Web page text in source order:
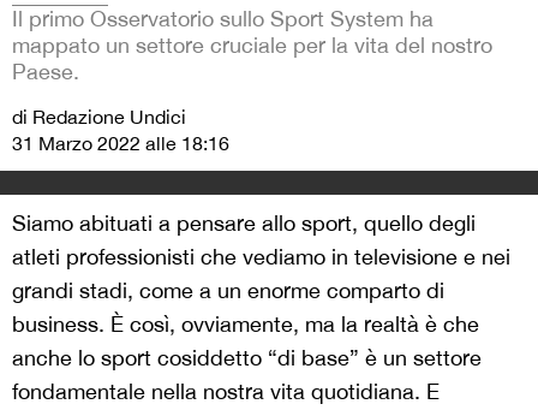
Il primo Osservatorio sullo Sport System ha
mappato un settore cruciale per la vita del nostro
Paese.
di Redazione Undici
31 Marzo 2022 alle 18:16
Siamo abituati a pensare allo sport, quello degli
atleti professionisti che vediamo in televisione e nei
grandi stadi, come a un enorme comparto di
business. È così, ovviamente, ma la realtà è che
anche lo sport cosiddetto “di base” è un settore
fondamentale nella nostra vita quotidiana. E